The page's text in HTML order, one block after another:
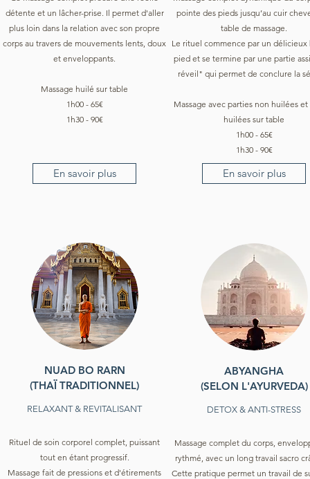
détente et un lâcher-prise. Il permet d'aller
plus loin dans la relation avec son propre
corps au travers de mouvements lents, doux
et enveloppants.
Massage huilé sur table
1h00 - 65€
1h30 - 90€
En savoir plus
NUAD BO RARN
(THAÏ TRADITIONNEL)
RELAXANT & REVITALISANT
Rituel de soin corporel complet, puissant
tout en étant progressif.
Massage fait de pressions et d'étirements
pointe des pieds jusqu’au cuir
table de massage.
Le rituel commence par un délicieux
pied et se termine par une partie
réveil" qui permet de conclure la
Massage avec parties non huilées et
huilées sur table
1h00 - 65€
1h30 - 90€
En savoir plus
ABYANGHA
(SELON L'AYURVEDA)
DETOX & ANTI-STRESS
Massage complet du corps,
rythmé, avec un long travail sacro
Cette pratique permet un travail de